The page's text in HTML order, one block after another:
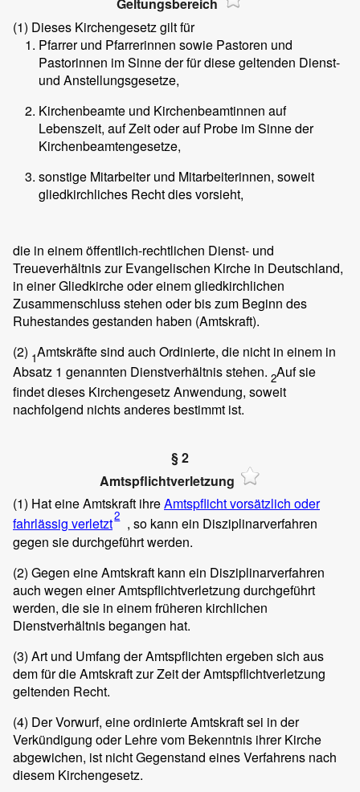
Geltungsbereich
(1) Dieses Kirchengesetz gilt für
Pfarrer und Pfarrerinnen sowie Pastoren und
Pastorinnen im Sinne der für diese geltenden Dienst-
und Anstellungsgesetze,
Kirchenbeamte und Kirchenbeamtinnen auf
Lebenszeit, auf Zeit oder auf Probe im Sinne der
Kirchenbeamtengesetze,
sonstige Mitarbeiter und Mitarbeiterinnen, soweit
gliedkirchliches Recht dies vorsieht,
die in einem öffentlich-rechtlichen Dienst- und
Treueverhältnis zur Evangelischen Kirche in Deutschland,
in einer Gliedkirche oder einem gliedkirchlichen
Zusammenschluss stehen oder bis zum Beginn des
Ruhestandes gestanden haben (Amtskraft).
(2) 1Amtskräfte sind auch Ordinierte, die nicht in einem in
Absatz 1 genannten Dienstverhältnis stehen. 2Auf sie
findet dieses Kirchengesetz Anwendung, soweit
nachfolgend nichts anderes bestimmt ist.
§ 2
Amtspflichtverletzung
(1) Hat eine Amtskraft ihreAmtspflicht vorsätzlich oder
fahrlässig verletzt2 , so kann ein Disziplinarverfahren
gegen sie durchgeführt werden.
(2) Gegen eine Amtskraft kann ein Disziplinarverfahren
auch wegen einer Amtspflichtverletzung durchgeführt
werden, die sie in einem früheren kirchlichen
Dienstverhältnis begangen hat.
(3) Art und Umfang der Amtspflichten ergeben sich aus
dem für die Amtskraft zur Zeit der Amtspflichtverletzung
geltenden Recht.
(4) Der Vorwurf, eine ordinierte Amtskraft sei in der
Verkündigung oder Lehre vom Bekenntnis ihrer Kirche
abgewichen, ist nicht Gegenstand eines Verfahrens nach
diesem Kirchengesetz.